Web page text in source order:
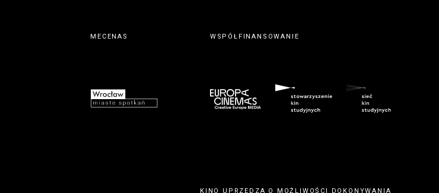
MECENAS WSPÓŁFINANSOWANIE
KINO UPRZEDZA O MOŻLIWOŚCI DOKONYWANIA